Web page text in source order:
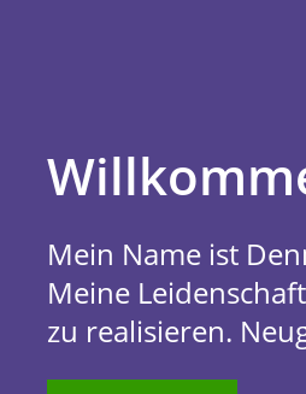
Mein Name ist
Meine
zu realisieren.